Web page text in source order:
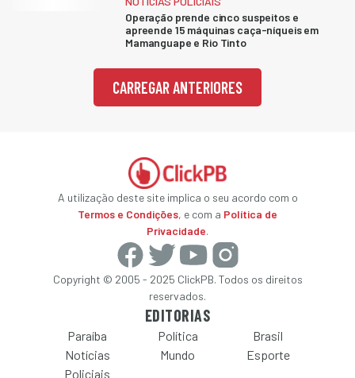
Operação prende cinco suspeitos e
apreende 15 máquinas caça-níqueis em
Mamanguape e Rio Tinto
CARREGAR ANTERIORES
A utilização deste site implica o seu acordo com o
Termos e Condições, e com a Política de
Privacidade.
Copyright © 2005 - 2025 ClickPB. Todos os direitos
reservados.
EDITORIAS
Paraíba Política
Brasil
Notícias
Policiais
Mundo Esporte